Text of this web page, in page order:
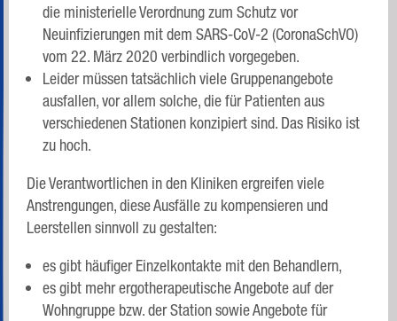
die ministerielle Verordnung zum Schutz vor
Neuinfizierungen mit dem SARS-CoV-2 (CoronaSchVO)
vom 22. März 2020 verbindlich vorgegeben.
Leider müssen tatsächlich viele Gruppenangebote
ausfallen, vor allem solche, die für Patienten aus
verschiedenen Stationen konzipiert sind. Das Risiko ist
zu hoch.
Die Verantwortlichen in den Kliniken ergreifen viele
Anstrengungen, diese Ausfälle zu kompensieren und
Leerstellen sinnvoll zu gestalten:
es gibt häufiger Einzelkontakte mit den Behandlern,
es gibt mehr ergotherapeutische Angebote auf der
Wohngruppe bzw. der Station sowie Angebote für